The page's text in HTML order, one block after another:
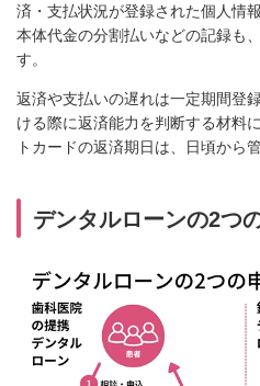
済・支払状況が登録された個人情
本体代金の分割払いなどの記録も
す。
返済や支払いの遅れは一定期間登
ける際に返済能力を判断する材料
トカードの返済期日は、日頃から
デンタルローンの2つ